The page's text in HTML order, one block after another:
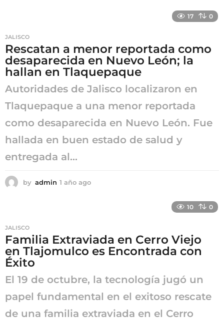
17 0
JALISCO
Rescatan a menor reportada como
desaparecida en Nuevo León; la
hallan en Tlaquepaque
Autoridades de Jalisco localizaron en
Tlaquepaque a una menor reportada
como desaparecida en Nuevo León. Fue
hallada en buen estado de salud y
entregada al...
by admin 1 año ago
o
10 0
JALISCO
Familia Extraviada en Cerro Viejo
en Tlajomulco es Encontrada con
Éxito
El 19 de octubre, la tecnología jugó un
papel fundamental en el exitoso rescate
de una familia extraviada en el Cerro